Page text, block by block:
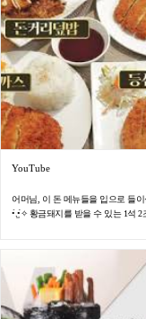
YouTube
어머님, 이 돈 메뉴들을 입으로 들이
•̀.̫•́✧ 황금돼지를 받을 수 있는 1석 2